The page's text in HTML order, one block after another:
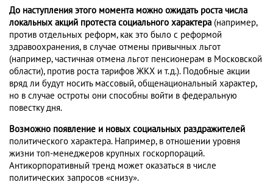
До наступления этого момента можно ожидать роста числа
локальных акций протеста социального характера (например,
против отдельных реформ, как это было с реформой
здравоохранения, в случае отмены привычных льгот
(например, частичная отмена льгот пенсионерам в Московской
области), против роста тарифов ЖКХ и т.д.). Подобные акции
вряд ли будут носить массовый, общенациональный характер,
но в случае остроты они способны войти в федеральную
повестку дня.
Возможно появление и новых социальных раздражителей
политического характера. Например, в отношении уровня
жизни топ-менеджеров крупных госкорпораций.
Антикорпоративный тренд может оказаться в числе
политических запросов «снизу».